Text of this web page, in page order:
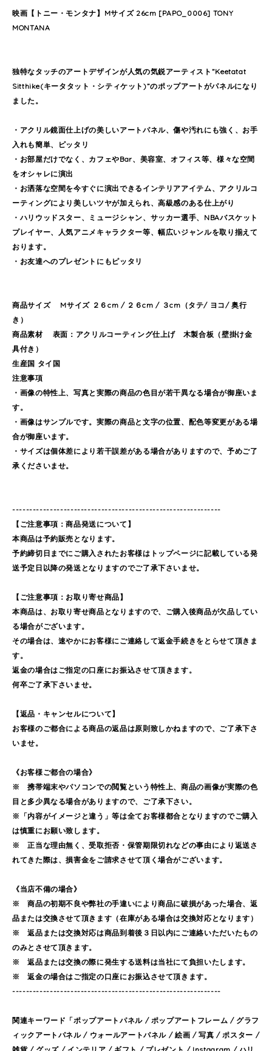
映画【トニー・モンタナ】Mサイズ 26cm [PAPO_0006] TONY
MONTANA
独特なタッチのアートデザインが人気の気鋭アーティスト”Keetatat
Sitthike(キータタット・シティケット)”のポップアートがパネルになり
ました。
・アクリル鏡面仕上げの美しいアートパネル、傷や汚れにも強く、お手
入れも簡単、ピッタリ
・お部屋だけでなく、カフェやBar、美容室、オフィス等、様々な空間
をオシャレに演出
・お洒落な空間を今すぐに演出できるインテリアアイテム、アクリルコ
ーティングにより美しいツヤが加えられ、高級感のある仕上がり
・ハリウッドスター、ミュージシャン、サッカー選手、NBAバスケット
プレイヤー、人気アニメキャラクター等、幅広いジャンルを取り揃えて
おります。
・お友達へのプレゼントにもピッタリ
商品サイズ Mサイズ ２６cm / ２６cm / ３cm（タテ/ ヨコ/ 奥行
き）
商品素材 表面：アクリルコーティング仕上げ 木製合板（壁掛け金
具付き）
生産国 タイ国
注意事項
・画像の特性上、写真と実際の商品の色目が若干異なる場合が御座いま
す。
・画像はサンプルです。実際の商品と文字の位置、配色等変更がある場
合が御座います。
・サイズは個体差により若干誤差がある場合がありますので、予めご了
承くださいませ。
-------------------------------------------------------------
【ご注意事項：商品発送について】
本商品は予約販売となります。
予約締切日までにご購入されたお客様はトップページに記載している発
送予定日以降の発送となりますのでご了承下さいませ。
【ご注意事項：お取り寄せ商品】
本商品は、お取り寄せ商品となりますので、ご購入後商品が欠品してい
る場合がございます。
その場合は、速やかにお客様にご連絡して返金手続きをとらせて頂きま
す。
返金の場合はご指定の口座にお振込させて頂きます。
何卒ご了承下さいませ。
【返品・キャンセルについて】
お客様のご都合による商品の返品は原則致しかねますので、ご了承下さ
いませ。
《お客様ご都合の場合》
※ 携帯端末やパソコンでの閲覧という特性上、商品の画像が実際の色
目と多少異なる場合がありますので、ご了承下さい。
※「内容がイメージと違う」等は全てお客様都合となりますのでご購入
は慎重にお願い致します。
※ 正当な理由無く、受取拒否・保管期限切れなどの事由により返送さ
れてきた際は、損害金をご請求させて頂く場合がございます。
《当店不備の場合》
※ 商品の初期不良や弊社の手違いにより商品に破損があった場合、返
品または交換させて頂きます（在庫がある場合は交換対応となります）
※ 返品または交換対応は商品到着後３日以内にご連絡いただいたもの
のみとさせて頂きます。
※ 返品または交換の際に発生する送料は当社にて負担いたします。
※ 返金の場合はご指定の口座にお振込させて頂きます。
-------------------------------------------------------------
関連キーワード「ポップアートパネル / ポップアートフレーム / グラフ
ィックアートパネル / ウォールアートパネル / 絵画 / 写真 / ポスター /